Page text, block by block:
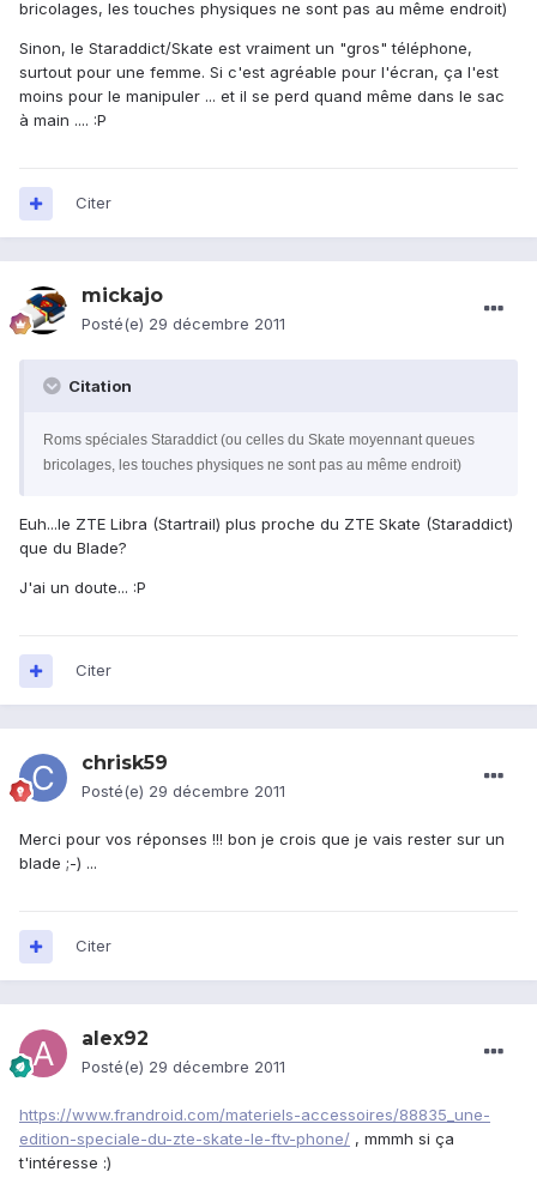
bricolages, les touches physiques ne sont pas au même endroit)
Sinon, le Staraddict/Skate est vraiment un "gros" téléphone,
surtout pour une femme. Si c'est agréable pour l'écran, ça l'est
moins pour le manipuler ... et il se perd quand même dans le sac
à main .... :P
Citer
mickajo
Posté(e) 29 décembre 2011
Citation
Roms spéciales Staraddict (ou celles du Skate moyennant queues
bricolages, les touches physiques ne sont pas au même endroit)
Euh...le ZTE Libra (Startrail) plus proche du ZTE Skate (Staraddict)
que du Blade?
J'ai un doute... :P
Citer
chrisk59
Posté(e) 29 décembre 2011
Merci pour vos réponses !!! bon je crois que je vais rester sur un
blade ;-) ...
Citer
alex92
Posté(e) 29 décembre 2011
https://www.frandroid.com/materiels-accessoires/88835_une-
edition-speciale-du-zte-skate-le-ftv-phone/ , mmmh si ça
t'intéresse :)